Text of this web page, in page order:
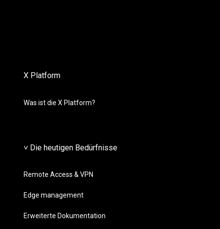
X Platform
Was ist die X Platform?
˅ Die heutigen Bedürfnisse
Remote Access & VPN
Edge management
Erweiterte Dokumentation